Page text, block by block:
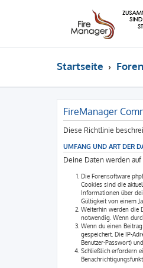
Startseite
FireManager
Diese Richtlinie
UMFANG UND ART DER
Deine Daten werden
Die Forensoftware
Cookies sind die
Informationen über
Gültigkeit von einem
Weiterhin werden die
notwendig. Wenn
Wenn du einen
gespeichert. Die IP-
Benutzer-Passwort)
Schließlich erfordern